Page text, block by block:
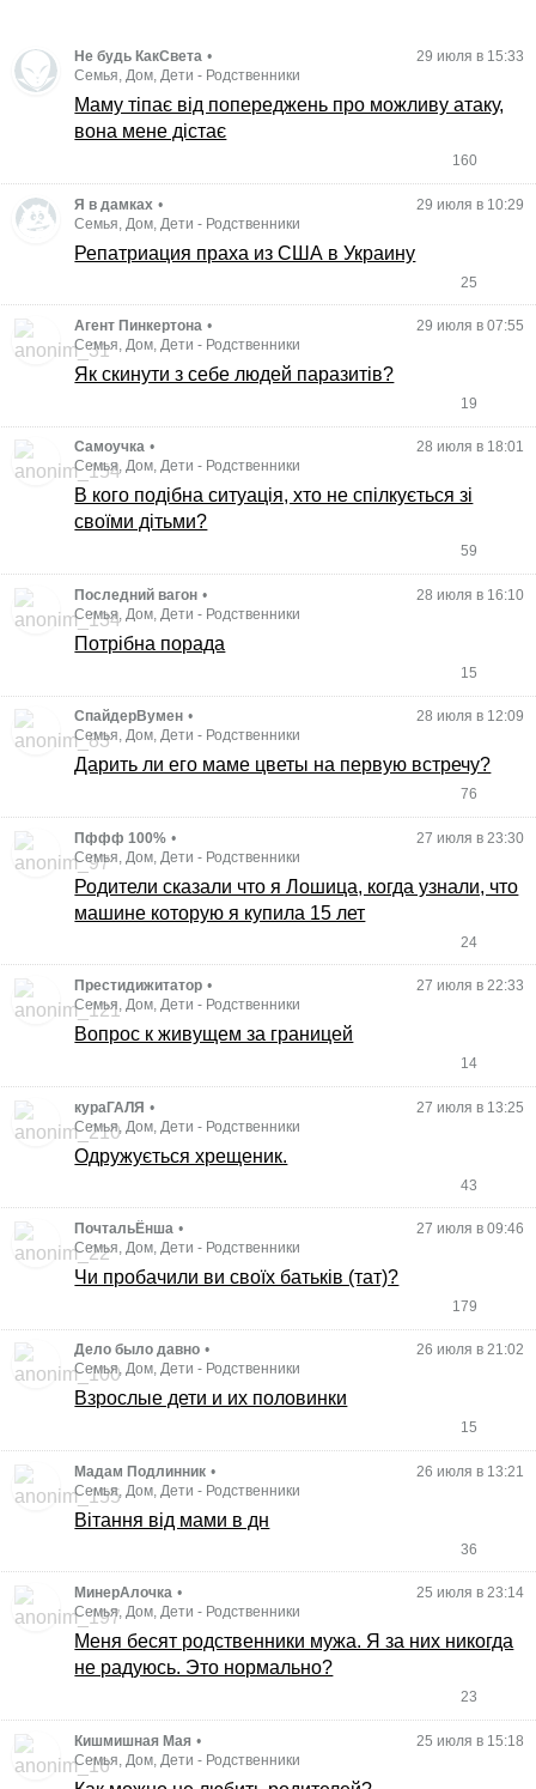
Не будь КакСвета •
29 июля в 15:33
Семья, Дом, Дети - Родственники
Маму тіпає від попереджень про можливу атаку,
вона мене дістає
160
Я в дамках •
29 июля в 10:29
Семья, Дом, Дети - Родственники
Репатриация праха из США в Украину
25
Агент Пинкертона •
29 июля в 07:55
Семья, Дом, Дети - Родственники
Як скинути з себе людей паразитів?
19
Самоучка •
28 июля в 18:01
Семья, Дом, Дети - Родственники
В кого подібна ситуація, хто не спілкується зі
своїми дітьми?
59
Последний вагон •
28 июля в 16:10
Семья, Дом, Дети - Родственники
Потрібна порада
15
СпайдерВумен •
28 июля в 12:09
Семья, Дом, Дети - Родственники
Дарить ли его маме цветы на первую встречу?
76
Пффф 100% •
27 июля в 23:30
Семья, Дом, Дети - Родственники
Родители сказали что я Лошица, когда узнали, что
машине которую я купила 15 лет
24
Престидижитатор •
27 июля в 22:33
Семья, Дом, Дети - Родственники
Вопрос к живущем за границей
14
кураГАЛЯ •
27 июля в 13:25
Семья, Дом, Дети - Родственники
Одружується хрещеник.
43
ПочтальЁнша •
27 июля в 09:46
Семья, Дом, Дети - Родственники
Чи пробачили ви своїх батьків (тат)?
179
Дело было давно •
26 июля в 21:02
Семья, Дом, Дети - Родственники
Взрослые дети и их половинки
15
Мадам Подлинник •
26 июля в 13:21
Семья, Дом, Дети - Родственники
Вітання від мами в дн
36
МинерАлочка •
25 июля в 23:14
Семья, Дом, Дети - Родственники
Меня бесят родственники мужа. Я за них никогда
не радуюсь. Это нормально?
23
Кишмишная Мая •
25 июля в 15:18
Семья, Дом, Дети - Родственники